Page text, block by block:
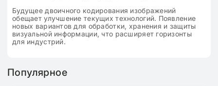
Будущее двоичного кодирования изображений
обещает улучшение текущих технологий. Появление
новых вариантов для обработки, хранения и защиты
визуальной информации, что расширяет горизонты
для индустрий.
Популярное